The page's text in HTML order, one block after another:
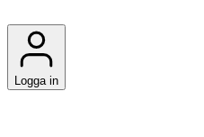
Logga in